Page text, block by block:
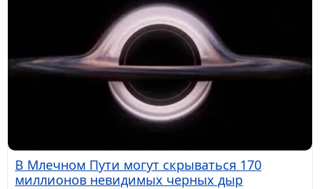
В Млечном Пути могут скрываться 170
миллионов невидимых черных дыр